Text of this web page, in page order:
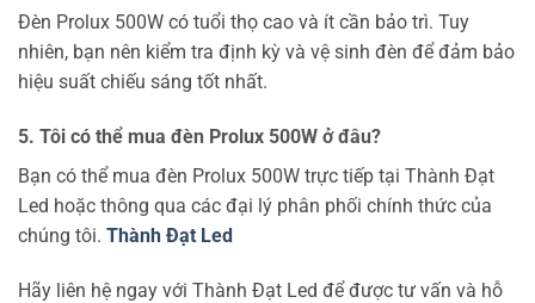
Đèn Prolux 500W có tuổi thọ cao và ít cần bảo trì. Tuy
nhiên, bạn nên kiểm tra định kỳ và vệ sinh đèn để đảm bảo
hiệu suất chiếu sáng tốt nhất.
5. Tôi có thể mua đèn Prolux 500W ở đâu?
Bạn có thể mua đèn Prolux 500W trực tiếp tại Thành Đạt
Led hoặc thông qua các đại lý phân phối chính thức của
chúng tôi. Thành Đạt Led
Hãy liên hệ ngay với Thành Đạt Led để được tư vấn và hỗ